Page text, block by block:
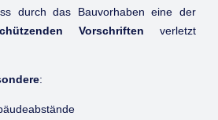
durch das Bauvorhaben eine der
Vorschriften verletzt
: